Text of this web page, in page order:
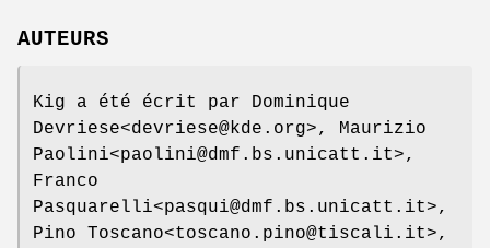
AUTEURS
Kig a été écrit par Dominique
Devriese<devriese@kde.org>, Maurizio
Paolini<paolini@dmf.bs.unicatt.it>,
Franco
Pasquarelli<pasqui@dmf.bs.unicatt.it>,
Pino Toscano<toscano.pino@tiscali.it>,